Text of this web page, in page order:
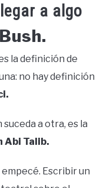
a algo
la definición de
no hay definición
suceda a otra, es la
Abi Talib.
Escribir un